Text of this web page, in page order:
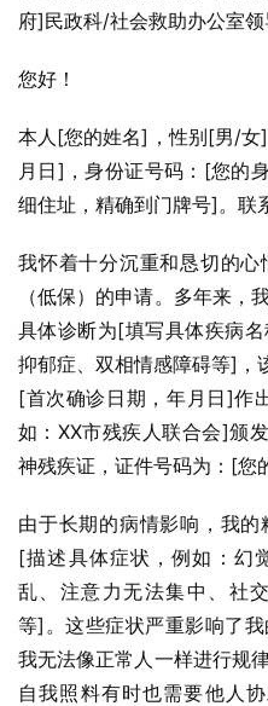
府]民政科/社会救助办公室领
您好！
本人[您的姓名]，性别[男/
月日]，身份证号码：[您的
细住址，精确到门牌号]。联
我怀着十分沉重和恳切的
（低保）的申请。多年来，
具体诊断为[填写具体疾病
抑郁症、双相情感障碍等]，
[首次确诊日期，年月日]作
如：XX市残疾人联合会]颁
神残疾证，证件号码为：[您
由于长期的病情影响，我
[描述具体症状，例如：幻
乱、注意力无法集中、社
等]。这些症状严重影响了我
我无法像正常人一样进行规
自我照料有时也需要他人